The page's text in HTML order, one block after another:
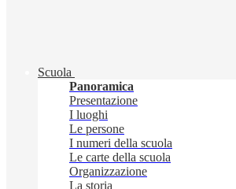
Scuola
Panoramica
Presentazione
I luoghi
Le persone
I numeri della scuola
Le carte della scuola
Organizzazione
La storia